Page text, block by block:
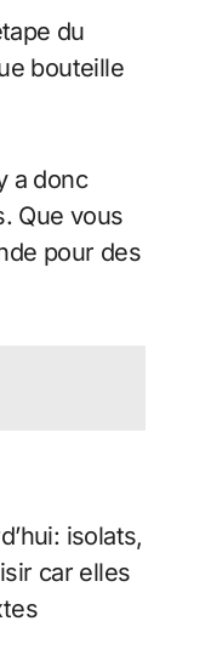
du
bouteille
a donc
Que vous
pour des
isolats,
car elles